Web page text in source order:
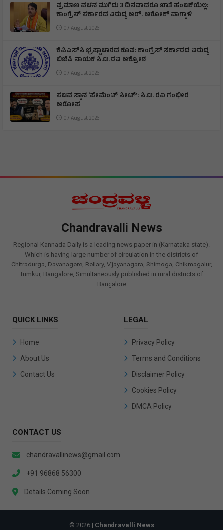
ಪ್ರಮಾಣ ವಚನ ಮುಗಿದು 3 ದಿನವಾದರೂ ಖಾತೆ ಹಂಚಿಕೆಯಿಲ್ಲ:
ಕಾಂಗ್ರೆಸ್ ಸರ್ಕಾರದ ವಿರುದ್ಧ ಆರ್‌. ಅಶೋಕ್ ವಾಗ್ದಾಳಿ
07 August 2026
ಕೆಪಿಎಸ್‌ಸಿ ಭ್ರಷ್ಟಾಚಾರದ ಕೂಪ: ಕಾಂಗ್ರೆಸ್ ಸರ್ಕಾರದ ವಿರುದ್ಧ
ಬಿಜೆಪಿ ನಾಯಕ ಸಿ.ಟಿ. ರವಿ ಆಕ್ರೋಶ
07 August 2026
ಸಚಿವ ಸ್ಥಾನ ‘ಪೇಮೆಂಟ್ ಸೀಟ್’: ಸಿ.ಟಿ. ರವಿ ಗಂಭೀರ
ಆರೋಪ
07 August 2026
Chandravalli News
Regional Kannada Daily is a leading news paper in (Karnataka state).
Which is having large number of circulation in the districts of
Chitradurga, Davanagere, Bellary, Vijayanagara, Shimoga, Chikmagalur,
Tumkur, Bangalore, Simultaneously published in rural districts of
Bangalore
QUICK LINKS
Home
About Us
Contact Us
LEGAL
Privacy Policy
Terms and Conditions
Disclaimer Policy
Cookies Policy
DMCA Policy
CONTACT US
chandravallinews@gmail.com
+91 96868 56300
Details Coming Soon
© 2026 | Chandravalli News